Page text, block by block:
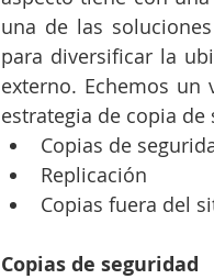
una de las
para diversificar la
externo. Echemos
estrategia de copia de
Copias de
Replicación
Copias fuera del
Copias de seguridad